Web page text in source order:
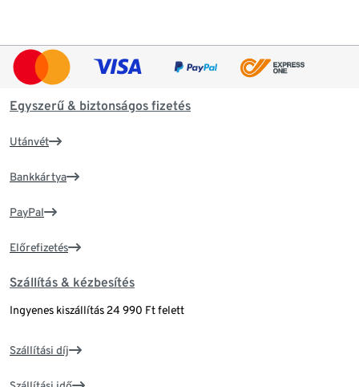
Egyszerű & biztonságos fizetés
Utánvét
Bankkártya
PayPal
Előrefizetés
Szállítás & kézbesítés
Ingyenes kiszállítás 24 990 Ft felett
Szállítási díj